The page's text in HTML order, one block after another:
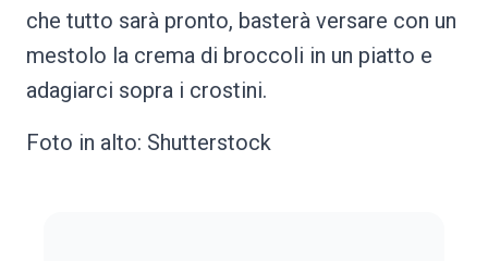
che tutto sarà pronto, basterà versare con un
mestolo la crema di broccoli in un piatto e
adagiarci sopra i crostini.
Foto in alto: Shutterstock